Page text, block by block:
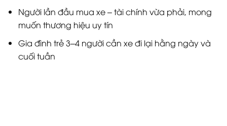
Người lần đầu mua xe – tài chính vừa phải, mong
muốn thương hiệu uy tín
Gia đình trẻ 3–4 người cần xe đi lại hằng ngày và
cuối tuần